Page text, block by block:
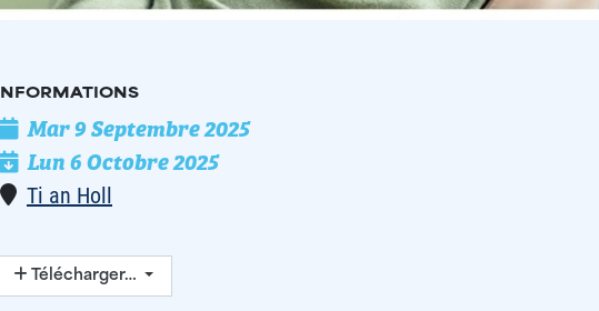
INFORMATIONS
Date de l'événement
Mar 9 Septembre 2025
Date de fin
Lun 6 Octobre 2025
Lieu
Ti an Holl
Télécharger…